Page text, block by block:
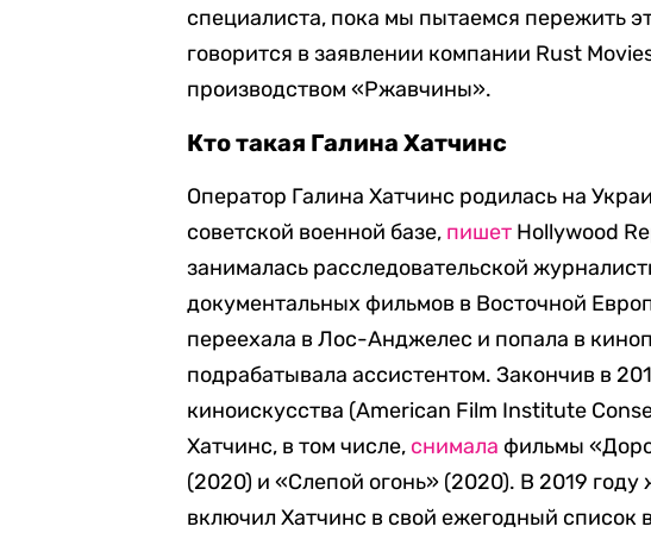
специалиста, пока мы пытаемся пережить
говорится в заявлении компании Rust
производством «Ржавчины».
Кто такая Галина Хатчинс
Оператор Галина Хатчинс родилась на
советской военной базе, пишет Hollywood
занималась расследовательской
документальных фильмов в Восточной
переехала в Лос-Анджелес и попала в
подрабатывала ассистентом. Закончив в
киноискусства (American Film Institute
Хатчинс, в том числе, снимала фильмы
(2020) и «Слепой огонь» (2020). В 2019
включил Хатчинс в свой ежегодный список